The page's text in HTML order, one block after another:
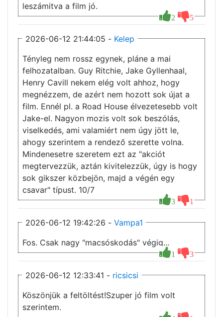
2 5
leszámitva a film jó.
2026-06-12 21:44:05 - Kelep
3 1
Tényleg nem rossz egynek, pláne a mai
felhozatalban. Guy Ritchie, Jake Gyllenhaal,
Henry Cavill nekem elég volt ahhoz, hogy
megnézzem, de azért nem hozott sok újat a
film. Ennél pl. a Road House élvezetesebb volt
Jake-el. Nagyon mozis volt sok beszólás,
viselkedés, ami valamiért nem úgy jött le,
ahogy szerintem a rendező szerette volna.
Mindenesetre szeretem ezt az "akciót
megtervezzük, aztán kivitelezzük, úgy is hogy
sok gikszer közbejön, majd a végén egy
csavar" típust. 10/7
2026-06-12 19:42:26 - Vampa1
1 3
Fos. Csak nagy "macsóskodás" végig...
2026-06-12 12:33:41 - ricsicsi
Köszönjük a feltöltést!Szuper jó film volt
szerintem.